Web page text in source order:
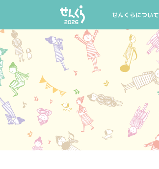
せんくらについて
開催概要
せんくらデビュー
公式グッズ
託児のご案内